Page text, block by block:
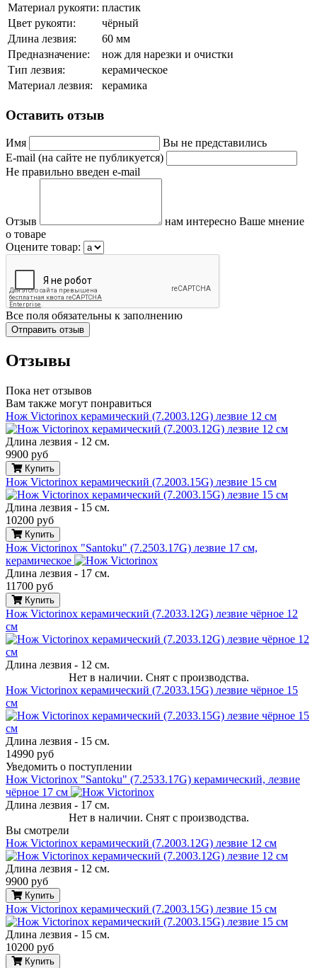
Материал рукояти: пластик
Цвет рукояти:
чёрный
Длина лезвия:
60 мм
Предназначение:
нож для нарезки и очистки
Тип лезвия:
керамическое
Материал лезвия:
керамика
Оставить отзыв
Имя
Вы не представились
E-mail (на сайте не публикуется)
Не правильно введен e-mail
Отзыв
нам интересно Ваше мнение
о товаре
Оцените товар:
Все поля обязательны к заполнению
Отзывы
Пока нет отзывов
Вам также могут понравиться
Нож Victorinox керамический (7.2003.12G) лезвие 12 см
Длина лезвия - 12 см.
9900 руб
Купить
Нож Victorinox керамический (7.2003.15G) лезвие 15 см
Длина лезвия - 15 см.
10200 руб
Купить
Нож Victorinox "Santoku" (7.2503.17G) лезвие 17 см,
керамическое
Длина лезвия - 17 см.
11700 руб
Купить
Нож Victorinox керамический (7.2033.12G) лезвие чёрное 12
см
Длина лезвия - 12 см.
Нет в наличии. Снят с производства.
Нож Victorinox керамический (7.2033.15G) лезвие чёрное 15
см
Длина лезвия - 15 см.
14990 руб
Уведомить о поступлении
Нож Victorinox "Santoku" (7.2533.17G) керамический, лезвие
чёрное 17 см
Длина лезвия - 17 см.
Нет в наличии. Снят с производства.
Вы смотрели
Нож Victorinox керамический (7.2003.12G) лезвие 12 см
Длина лезвия - 12 см.
9900 руб
Купить
Нож Victorinox керамический (7.2003.15G) лезвие 15 см
Длина лезвия - 15 см.
10200 руб
Купить